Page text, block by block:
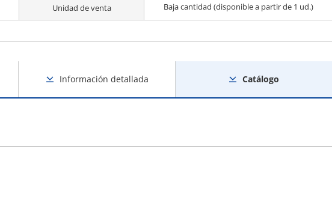
Unidad de venta Baja cantidad (disponible a partir de 1 ud.)
Información detallada Catálogo